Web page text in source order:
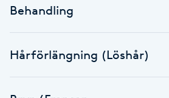
Gel naglar
Gellack
Behandling
Hårförlängning (Löshår)